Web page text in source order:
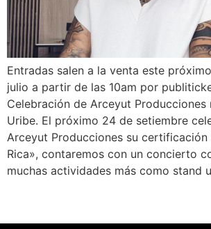
Entradas salen a la venta este
julio a partir de las 10am por
Celebración de Arceyut Producciones
Uribe. El próximo 24 de setiembre
Arceyut Producciones su certificación
Rica», contaremos con un concierto
muchas actividades más como stand